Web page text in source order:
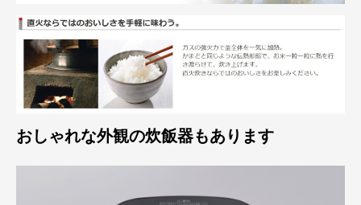
おしゃれな外観の炊飯器もあります